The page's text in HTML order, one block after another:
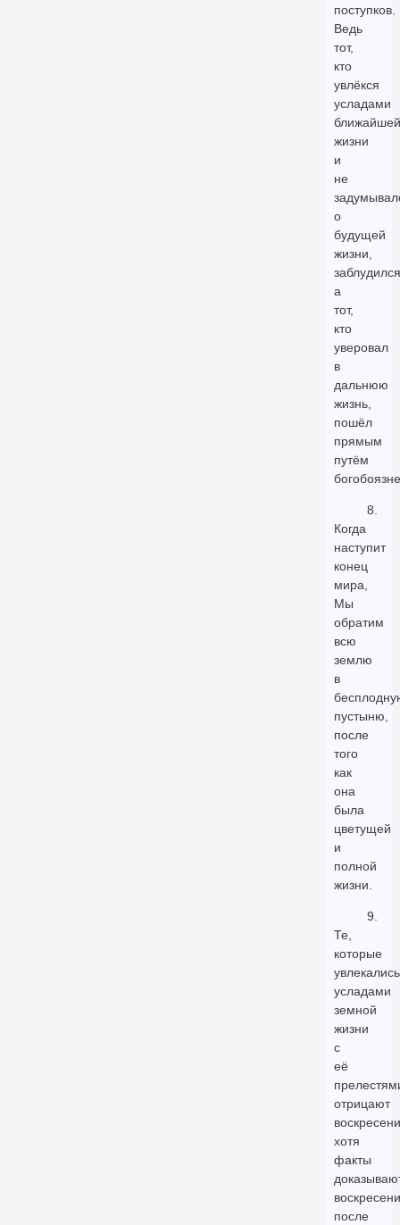
поступков.
Ведь
тот,
кто
увлёкся
усладами
ближайшей
жизни
и
не
о
будущей
жизни,
а
тот,
кто
уверовал
в
дальнюю
жизнь,
пошёл
прямым
путём
8.
Когда
наступит
конец
мира,
Мы
обратим
всю
землю
в
пустыню,
после
того
как
она
была
цветущей
и
полной
жизни.
9.
Те,
которые
увлекались
усладами
земной
жизни
с
её
отрицают
хотя
факты
после